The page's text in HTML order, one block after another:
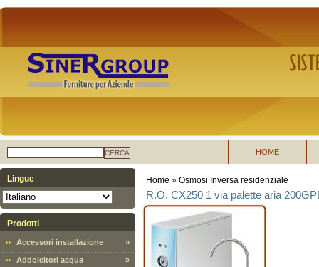
CERCA HOME
Lingue
Prodotti
Accessori installazione »
Addolcitori acqua »
Home » Osmosi Inversa residenziale
R.O. CX250 1 via palette aria